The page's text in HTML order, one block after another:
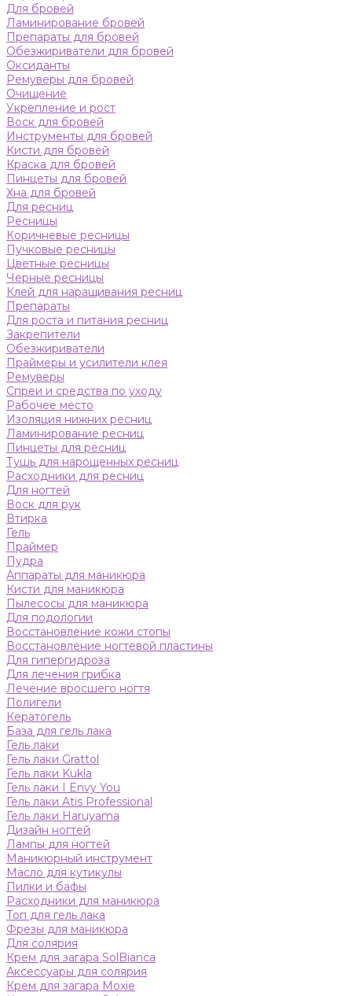
Для бровей
Ламинирование бровей
Препараты для бровей
Обезжириватели для бровей
Оксиданты
Ремуверы для бровей
Очищение
Укрепление и рост
Воск для бровей
Инструменты для бровей
Кисти для бровей
Краска для бровей
Пинцеты для бровей
Хна для бровей
Для ресниц
Ресницы
Коричневые ресницы
Пучковые ресницы
Цветные ресницы
Черные ресницы
Клей для наращивания ресниц
Препараты
Для роста и питания ресниц
Закрепители
Обезжириватели
Праймеры и усилители клея
Ремуверы
Спреи и средства по уходу
Рабочее место
Изоляция нижних ресниц
Ламинирование ресниц
Пинцеты для ресниц
Тушь для нарощенных ресниц
Расходники для ресниц
Для ногтей
Воск для рук
Втирка
Гель
Праймер
Пудра
Аппараты для маникюра
Кисти для маникюра
Пылесосы для маникюра
Для подологии
Восстановление кожи стопы
Восстановление ногтевой пластины
Для гипергидроза
Для лечения грибка
Лечение вросшего ногтя
Полигели
Кератогель
База для гель лака
Гель лаки
Гель лаки Grattol
Гель лаки Kukla
Гель лаки I Envy You
Гель лаки Atis Professional
Гель лаки Haruyama
Дизайн ногтей
Лампы для ногтей
Маникюрный инструмент
Масло для кутикулы
Пилки и бафы
Расходники для маникюра
Топ для гель лака
Фрезы для маникюра
Для солярия
Крем для загара SolBianca
Аксессуары для солярия
Крем для загара Moxie